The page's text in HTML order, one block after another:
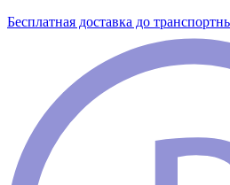
Бесплатная доставка до